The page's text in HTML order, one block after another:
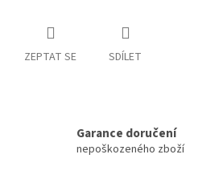
ZEPTAT SE SDÍLET
Garance doručení
nepoškozeného zboží